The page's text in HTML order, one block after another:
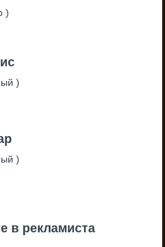
)
)
)
в рекламиста